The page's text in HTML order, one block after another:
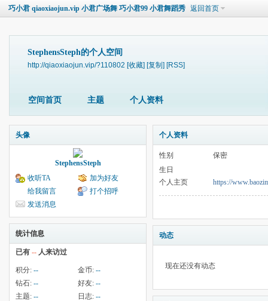
巧小君 qiaoxiaojun.vip 小君广场舞 巧小君99 小君舞蹈秀 返回首页
StephensSteph的个人空间
http://qiaoxiaojun.vip/?110802 [收藏] [复制] [RSS]
空间首页 主题 个人资料
头像
StephensSteph
收听TA
加为好友
给我留言
打个招呼
发送消息
统计信息
已有 -- 人来访过
积分: -- 金币: --
钻石: -- 好友: --
主题: -- 日志: --
个人资料
性别
保密
生日
个人主页
https://
动态
现在还没有动态